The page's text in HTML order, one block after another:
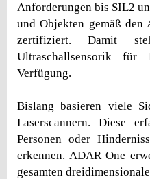
Anforderungen bis SIL2
und Objekten gemäß den
zertifiziert. Damit
Ultraschallsensorik für
Verfügung.
Bislang basieren viele
Laserscannern. Diese
Personen oder
erkennen. ADAR One
gesamten